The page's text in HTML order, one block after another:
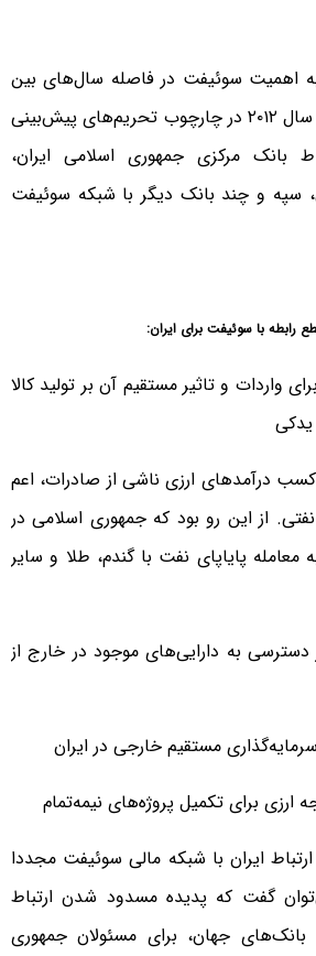
اهمیت سوئیفت در فاصله سال‌های بین
۲۰۱۲ تا ۲۰۱۵ پی برد. در سال ۲۰۱۲ در چارچوب تحریم‌های پیش‌بینی
بانک مرکزی جمهوری اسلامی ایران،
سپه و چند بانک دیگر با شبکه سوئیفت
رابطه با سوئیفت برای ایران:
واردات و تاثیر مستقیم آن بر تولید کالا
درآمدهای ارزی ناشی از صادرات، اعم
از این رو بود که جمهوری اسلامی در
معامله پایاپای نفت با گندم، طلا و سایر
به دارایی‌های موجود در خارج از
مستقیم خارجی در ایران
ارزی برای تکمیل پروژه‌های نیمه‌تمام
ایران با شبکه مالی سوئیفت مجددا
گفت که پدیده مسدود شدن ارتباط
بانک‌های جهان، برای مسئولان جمهوری